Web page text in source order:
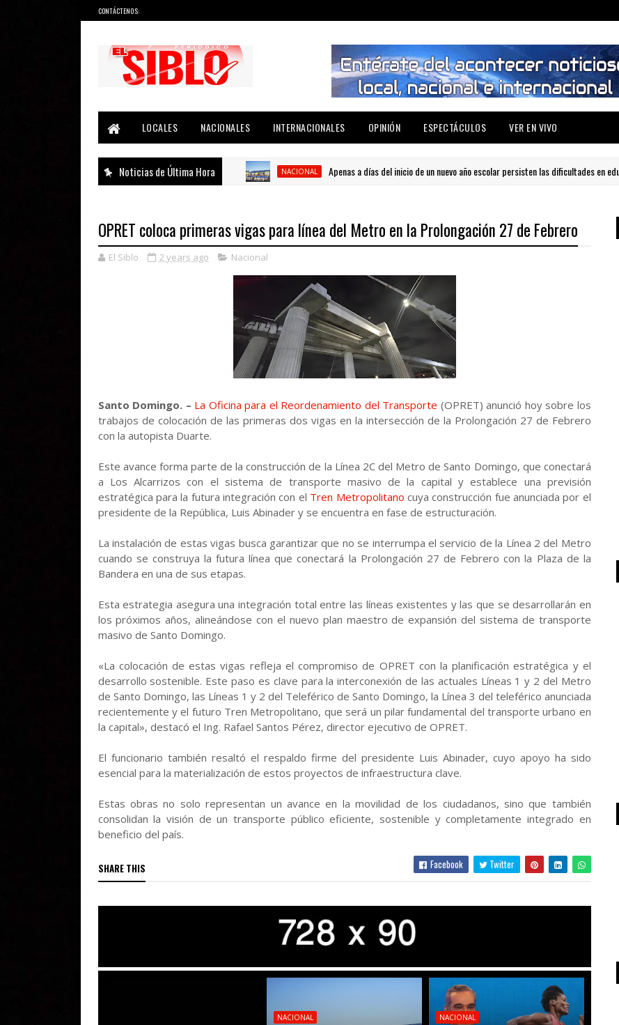
CONTÁCTENOS:
LOCALES
NACIONALES INTERNACIONALES OPINIÓN ESPECTÁCULOS VER EN VIVO
Noticias de Última Hora NACIONAL Apenas a días del inicio de un nuevo año escolar persisten las dificultades en educación
OPRET coloca primeras vigas para línea del Metro en la Prolongación 27 de Febrero
El Siblo 2 years ago Nacional
Santo Domingo. – La Oficina para el Reordenamiento del Transporte (OPRET) anunció hoy sobre los
trabajos de colocación de las primeras dos vigas en la intersección de la Prolongación 27 de Febrero
con la autopista Duarte.
Este avance forma parte de la construcción de la Línea 2C del Metro de Santo Domingo, que conectará
a Los Alcarrizos con el sistema de transporte masivo de la capital y establece una previsión
estratégica para la futura integración con el Tren Metropolitano cuya construcción fue anunciada por el
presidente de la República, Luis Abinader y se encuentra en fase de estructuración.
La instalación de estas vigas busca garantizar que no se interrumpa el servicio de la Línea 2 del Metro
cuando se construya la futura línea que conectará la Prolongación 27 de Febrero con la Plaza de la
Bandera en una de sus etapas.
Esta estrategia asegura una integración total entre las líneas existentes y las que se desarrollarán en
los próximos años, alineándose con el nuevo plan maestro de expansión del sistema de transporte
masivo de Santo Domingo.
«La colocación de estas vigas refleja el compromiso de OPRET con la planificación estratégica y el
desarrollo sostenible. Este paso es clave para la interconexión de las actuales Líneas 1 y 2 del Metro
de Santo Domingo, las Líneas 1 y 2 del Teleférico de Santo Domingo, la Línea 3 del teleférico anunciada
recientemente y el futuro Tren Metropolitano, que será un pilar fundamental del transporte urbano en
la capital», destacó el Ing. Rafael Santos Pérez, director ejecutivo de OPRET.
El funcionario también resaltó el respaldo firme del presidente Luis Abinader, cuyo apoyo ha sido
esencial para la materialización de estos proyectos de infraestructura clave.
Estas obras no solo representan un avance en la movilidad de los ciudadanos, sino que también
consolidan la visión de un transporte público eficiente, sostenible y completamente integrado en
beneficio del país.
SHARE THIS Facebook Twitter
NACIONAL NACIONAL